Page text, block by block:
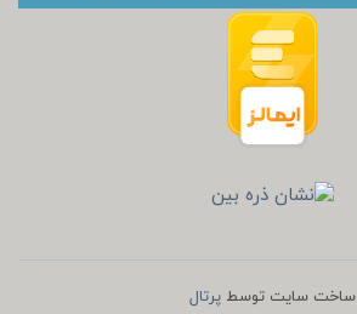
ساخت سایت توسطپرتال